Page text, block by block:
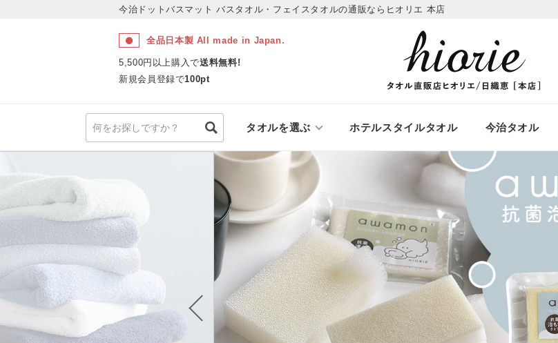
今治ドットバスマットバスタオル・フェイスタオルの通販ならヒオリエ 本店
全品日本製 All made in Japan.
5,500円以上購入で送料無料!
新規会員登録で100pt
タオルを選ぶ ホテルスタイルタオル 今治タオル